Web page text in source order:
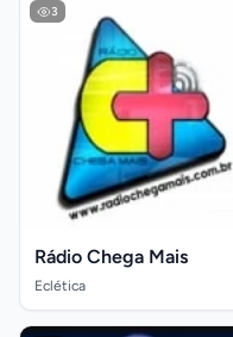
3
Rádio Chega Mais
Eclética